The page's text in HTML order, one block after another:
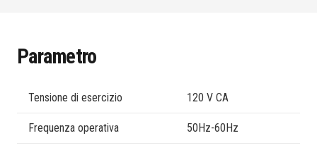
Parametro
Tensione di esercizio 120 V CA
Frequenza operativa 50Hz-60Hz